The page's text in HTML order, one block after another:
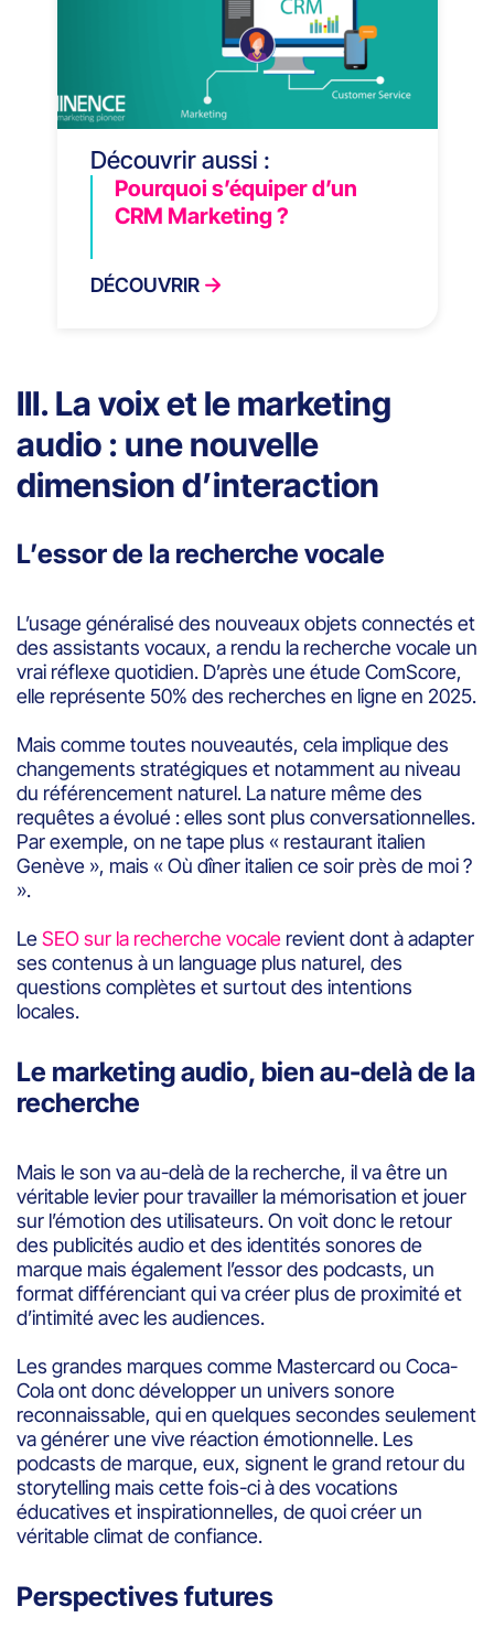
Découvrir aussi :
Pourquoi s’équiper d’un
CRM Marketing ?
DÉCOUVRIR
III. La voix et le marketing
audio : une nouvelle
dimension d’interaction
L’essor de la recherche vocale
L’usage généralisé des nouveaux objets connectés et
des assistants vocaux, a rendu la recherche vocale un
vrai réflexe quotidien. D’après une étude ComScore,
elle représente 50% des recherches en ligne en 2025.
Mais comme toutes nouveautés, cela implique des
changements stratégiques et notamment au niveau
du référencement naturel. La nature même des
requêtes a évolué : elles sont plus conversationnelles.
Par exemple, on ne tape plus « restaurant italien
Genève », mais « Où dîner italien ce soir près de moi ?
».
LeSEO sur la recherche vocale revient dont à adapter
ses contenus à un language plus naturel, des
questions complètes et surtout des intentions
locales.
Le marketing audio, bien au-delà de la
recherche
Mais le son va au-delà de la recherche, il va être un
véritable levier pour travailler la mémorisation et jouer
sur l’émotion des utilisateurs. On voit donc le retour
des publicités audio et des identités sonores de
marque mais également l’essor des podcasts, un
format différenciant qui va créer plus de proximité et
d’intimité avec les audiences.
Les grandes marques comme Mastercard ou Coca-
Cola ont donc développer un univers sonore
reconnaissable, qui en quelques secondes seulement
va générer une vive réaction émotionnelle. Les
podcasts de marque, eux, signent le grand retour du
storytelling mais cette fois-ci à des vocations
éducatives et inspirationnelles, de quoi créer un
véritable climat de confiance.
Perspectives futures